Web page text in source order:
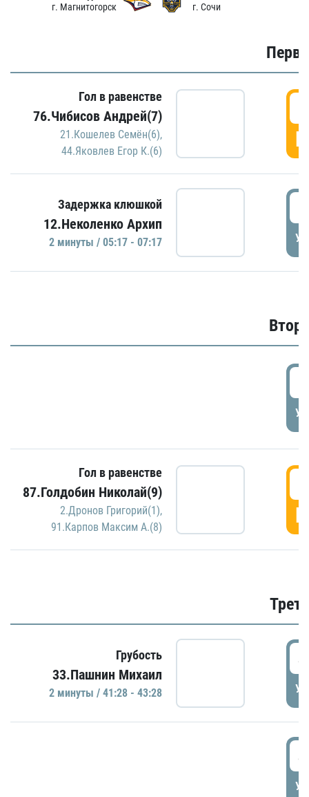
г. Магнитогорск
г. Сочи
Гол в равенстве
76.Чибисов Андрей(7)
21.Кошелев Семён(6),
44.Яковлев Егор К.(6)
Задержка клюшкой
12.Неколенко Архип
2 минуты / 05:17 - 07:17
Гол в равенстве
87.Голдобин Николай(9)
2.Дронов Григорий(1),
91.Карпов Максим А.(8)
Грубость
33.Пашнин Михаил
2 минуты / 41:28 - 43:28